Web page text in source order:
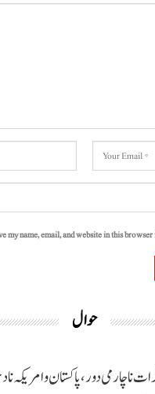
my name, email, and website in this
حوال
نا چارمی دور،پاکستان و امریکہ